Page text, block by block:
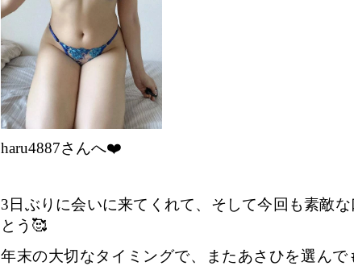
haru4887さんへ❤️
3日ぶりに会いに来てくれて、そして今回も素敵
とう🥰
年末の大切なタイミングで、またあさひを選んで